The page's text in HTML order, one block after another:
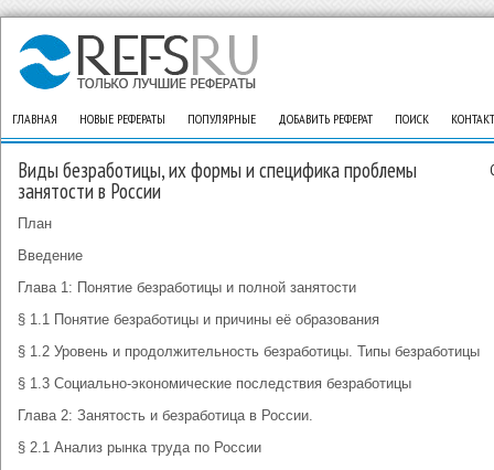
ГЛАВНАЯ НОВЫЕ РЕФЕРАТЫ ПОПУЛЯРНЫЕ ДОБАВИТЬ РЕФЕРАТ ПОИСК
Виды безработицы, их формы и специфика проблемы
занятости в России
План
Введение
Глава 1: Понятие безработицы и полной занятости
§ 1.1 Понятие безработицы и причины её образования
§ 1.2 Уровень и продолжительность безработицы. Типы безработицы
§ 1.3 Социально-экономические последствия безработицы
Глава 2: Занятость и безработица в России.
§ 2.1 Анализ рынка труда по России